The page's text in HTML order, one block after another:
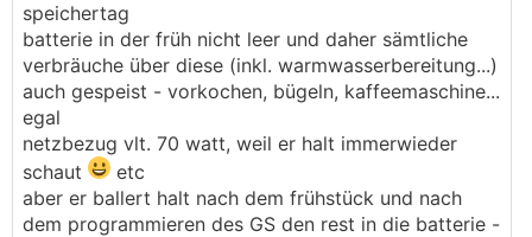
speichertag
batterie in der früh nicht leer und daher sämtliche
verbräuche über diese (inkl. warmwasserbereitung...)
auch gespeist - vorkochen, bügeln, kaffeemaschine...
egal
netzbezug vlt. 70 watt, weil er halt immerwieder
schaut
etc
aber er ballert halt nach dem frühstück und nach
dem programmieren des GS den rest in die batterie -